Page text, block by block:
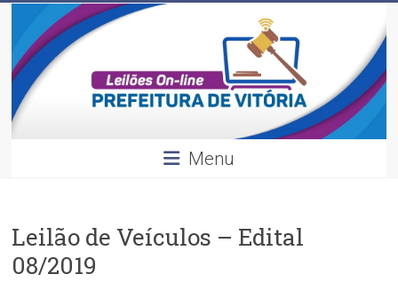
content
Leilões
Divulgação
dos
leilões
realizados
pela
Menu
Leilão de Veículos – Edital
08/2019